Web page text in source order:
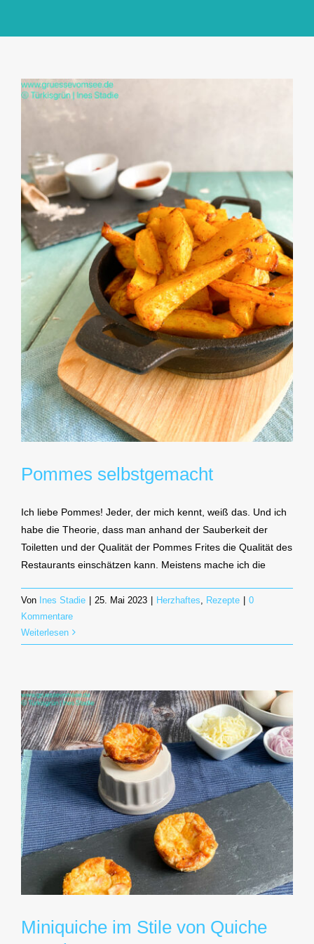
Über mich
Kontakt
Pommes selbstgemacht
Ich liebe Pommes! Jeder, der mich kennt, weiß das. Und ich
habe die Theorie, dass man anhand der Sauberkeit der
Toiletten und der Qualität der Pommes Frites die Qualität des
Restaurants einschätzen kann. Meistens mache ich die
Von Ines Stadie | 25. Mai 2023 | Herzhaftes Rezepte | 0
Kommentare
Weiterlesen
Miniquiche im Stile von Quiche